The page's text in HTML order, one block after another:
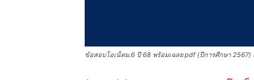
ข้อสอบโอเน็ตม.6 ปี 68 พร้อมเฉลย pdf (ปีการศึกษา